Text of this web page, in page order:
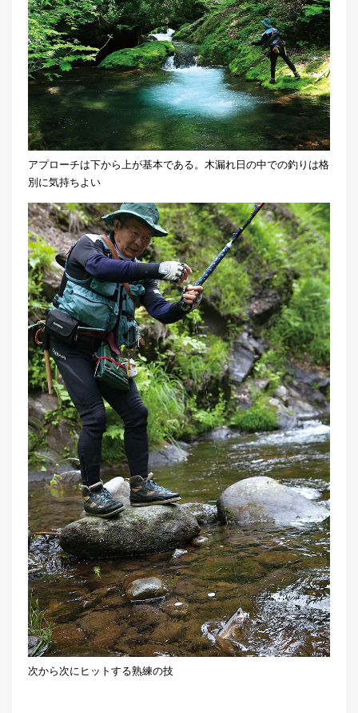
アプローチは下から上が基本である。木漏れ日の中での釣りは格
別に気持ちよい
次から次にヒットする熟練の技